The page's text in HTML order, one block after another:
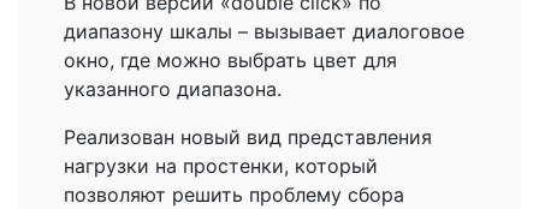
диапазону шкалы – вызывает диалоговое
окно, где можно выбрать цвет для
указанного диапазона.
Реализован новый вид представления
нагрузки на простенки, который
позволяют решить проблему сбора